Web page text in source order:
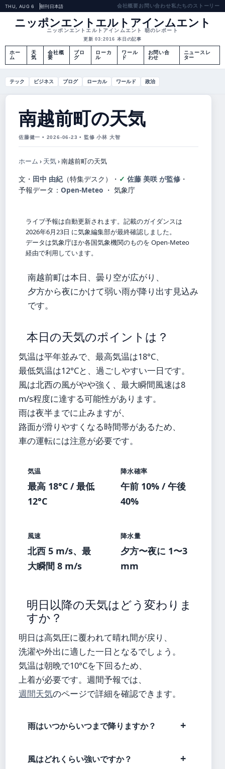
THU, AUG 6 朝刊日本語 会社概要お問い合わせ私たちのストーリー
ニッポンエントエルトアインムエント
ニッポンエントエルトアインムエント 朝のレポート
更新 03:2016 本日の記事
ホー
ム
天
気
会社概
要
ブロ
グ
ローカ
ル
ワール
ド
お問い合
わせ
ニュースレ
ター
テック ビジネス ブログ ローカル ワールド 政治
南越前町の天気
佐藤健一 • 2026-06-23 • 監修 小林 大智
ホーム › 天気›南越前町の天気
文・ 田中 由紀（特集デスク） ・ 佐藤 美咲 が監修 ・
予報データ： Open-Meteo ・ 気象庁
ライブ予報は自動更新されます。記載のガイダンスは
2026年6月23日 に気象編集部が最終確認しました。
データは気象庁ほか各国気象機関のものを Open-Meteo
経由で利用しています。
南越前町は本日、曇り空が広がり、
夕方から夜にかけて弱い雨が降り出す見込み
です。
本日の天気のポイントは？
気温は平年並みで、最高気温は18°C、
最低気温は12°Cと、過ごしやすい一日です。
風は北西の風がやや強く、最大瞬間風速は8
m/s程度に達する可能性があります。
雨は夜半までに止みますが、
路面が滑りやすくなる時間帯があるため、
車の運転には注意が必要です。
気温
最高 18°C / 最低
12°C
降水確率
午前 10% / 午後
40%
風速
北西 5 m/s、最
大瞬間 8 m/s
降水量
夕方〜夜に 1〜3
mm
明日以降の天気はどう変わりま
すか？
明日は高気圧に覆われて晴れ間が戻り、
洗濯や外出に適した一日となるでしょう。
気温は朝晩で10°Cを下回るため、
上着が必要です。週間予報では、
週間天気のページで詳細を確認できます。
雨はいつからいつまで降りますか？
風はどれくらい強いですか？